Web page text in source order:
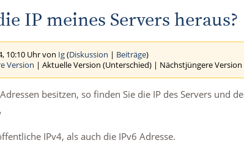
IP meines Servers heraus?
10:10 Uhr von Ig(Diskussion | Beiträge)
Version | Aktuelle Version (Unterschied) | Nächstjüngere
besitzen, so finden Sie die IP des Servers und
IPv4, als auch die IPv6 Adresse.